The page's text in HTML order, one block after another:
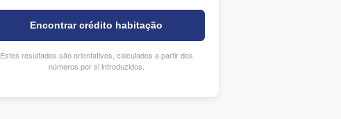
Encontrar crédito habitação
Estes resultados são orientativos, calculados a partir dos
números por si introduzidos.